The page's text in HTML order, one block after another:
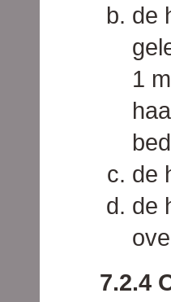
de
1
de
de
7.2.4